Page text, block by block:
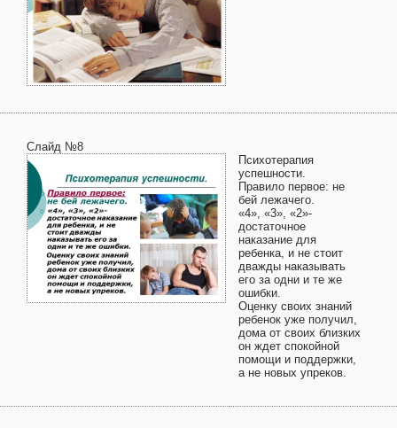
Слайд №8
Психотерапия
успешности.
Правило первое: не
бей лежачего.
«4», «3», «2»-
достаточное
наказание для
ребенка, и не стоит
дважды наказывать
его за одни и те же
ошибки.
Оценку своих знаний
ребенок уже получил,
дома от своих близких
он ждет спокойной
помощи и поддержки,
а не новых упреков.